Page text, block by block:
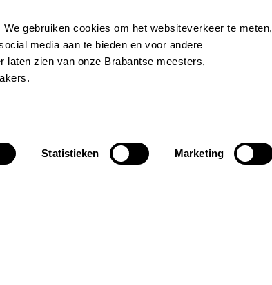
We gebruikencookies om het websiteverkeer te meten,
media aan te bieden en voor andere
laten zien van onze Brabantse meesters,
Statistieken Marketing